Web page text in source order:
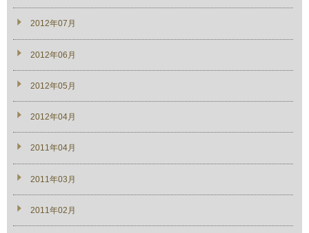
2012年07月
2012年06月
2012年05月
2012年04月
2011年04月
2011年03月
2011年02月